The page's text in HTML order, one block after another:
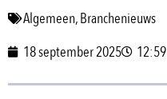
Algemeen,Branchenieuws
18 september 2025
12:59